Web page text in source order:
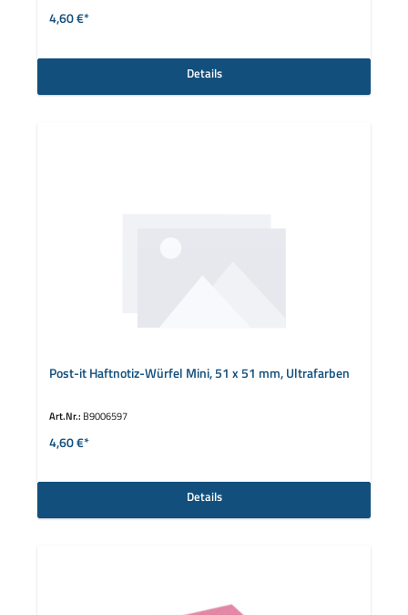
4,60 €*
Details
Post-it Haftnotiz-Würfel Mini, 51 x 51 mm, Ultrafarben
Art.Nr.: B9006597
4,60 €*
Details